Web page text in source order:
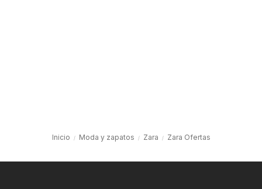
Inicio Moda y zapatos Zara Zara Ofertas